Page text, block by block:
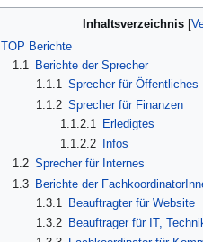
Inhaltsverzeichnis
TOP Berichte
1.1
Berichte der Sprecher
1.1.1 Sprecher für Öffentliches
1.1.2 Sprecher für Finanzen
1.1.2.1
Erledigtes
1.1.2.2
Infos
1.2 Sprecher für Internes
1.3
Berichte der
1.3.1
Beauftragter für Website
1.3.2 Beauftrager für IT,